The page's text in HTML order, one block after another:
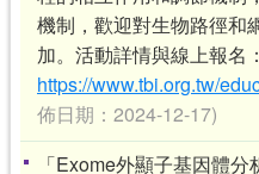
機制，歡迎對生物路徑和
加。活動詳情與線上報名：
https://www.tbi.org.tw/
佈日期：2024-12-17)
「Exome外顯子基因體